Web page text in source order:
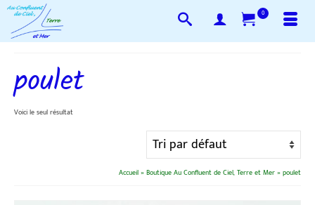
0
poulet
Voici le seul résultat
Accueil»Boutique Au Confluent de Ciel, Terre et Mer»poulet